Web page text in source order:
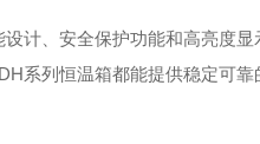
计、安全保护功能和高亮度
系列恒温箱都能提供稳定可靠